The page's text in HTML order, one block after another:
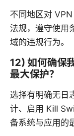
不同地区对
法规，遵守使用
域的违规行为。
12) 如何确保
最大保护？
选择有明确无日
计、启用 Kill
备系统与应用的